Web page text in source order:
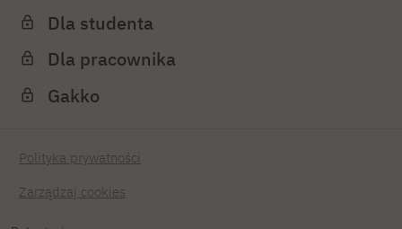
Dla studenta
Dla pracownika
Gakko
Polityka prywatności
Zarządzaj cookies